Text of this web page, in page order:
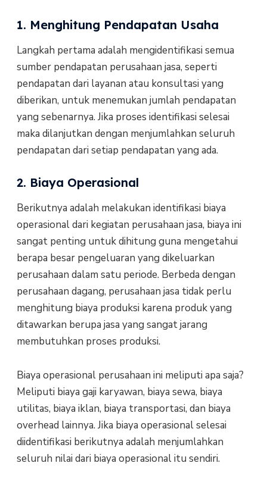
1. Menghitung Pendapatan Usaha
Langkah pertama adalah mengidentifikasi semua
sumber pendapatan perusahaan jasa, seperti
pendapatan dari layanan atau konsultasi yang
diberikan, untuk menemukan jumlah pendapatan
yang sebenarnya. Jika proses identifikasi selesai
maka dilanjutkan dengan menjumlahkan seluruh
pendapatan dari setiap pendapatan yang ada.
2. Biaya Operasional
Berikutnya adalah melakukan identifikasi biaya
operasional dari kegiatan perusahaan jasa, biaya ini
sangat penting untuk dihitung guna mengetahui
berapa besar pengeluaran yang dikeluarkan
perusahaan dalam satu periode. Berbeda dengan
perusahaan dagang, perusahaan jasa tidak perlu
menghitung biaya produksi karena produk yang
ditawarkan berupa jasa yang sangat jarang
membutuhkan proses produksi.
Biaya operasional perusahaan ini meliputi apa saja?
Meliputi biaya gaji karyawan, biaya sewa, biaya
utilitas, biaya iklan, biaya transportasi, dan biaya
overhead lainnya. Jika biaya operasional selesai
diidentifikasi berikutnya adalah menjumlahkan
seluruh nilai dari biaya operasional itu sendiri.